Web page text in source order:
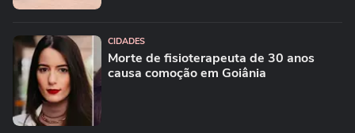
CIDADES
Morte de fisioterapeuta de 30 anos
causa comoção em Goiânia